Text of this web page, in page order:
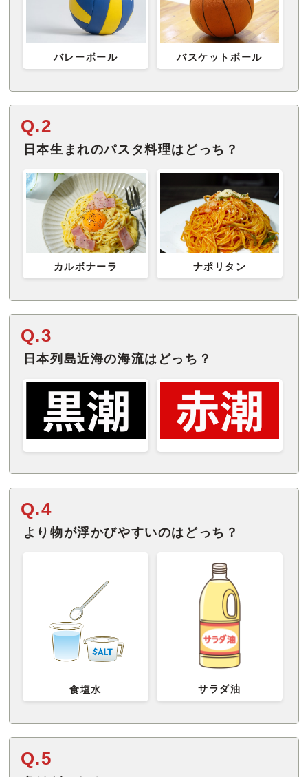
バレーボール バスケットボール
Q.2
日本生まれのパスタ料理はどっち？
カルボナーラ ナポリタン
Q.3
日本列島近海の海流はどっち？
Q.4
より物が浮かびやすいのはどっち？
食塩水 サラダ油
Q.5